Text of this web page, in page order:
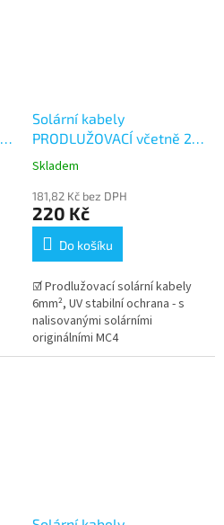
Solární kabely
PRODLUŽOVACÍ včetně 2
párů konektorů MC4 -
Skladem
181,82 Kč bez DPH
220 Kč
Do košíku
☑ Prodlužovací solární kabely
6mm², UV stabilní ochrana - s
nalisovanými solárními
originálními MC4
konektory Stäubli . Dlouhá